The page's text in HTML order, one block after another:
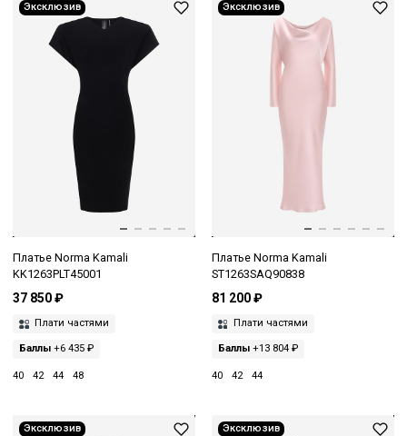
Эксклюзив
Платье Norma Kamali
KK1263PLT45001
37 850 ₽
Плати частями
Баллы +6 435 ₽
40 42 44 48
Эксклюзив
Платье Norma Kamali
ST1263SAQ90838
81 200 ₽
Плати частями
Баллы+13 804 ₽
40 42 44
Эксклюзив Эксклюзив